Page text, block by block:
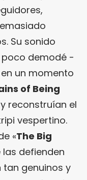
Su sonido
demodé -
un momento
of Being
reconstruían el
vespertino.
«The Big
las defienden
tan genuinos y